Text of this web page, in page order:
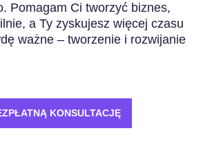
Pomagam Ci tworzyć biznes,
a Ty zyskujesz więcej czasu
ważne – tworzenie i rozwijanie
KONSULTACJĘ